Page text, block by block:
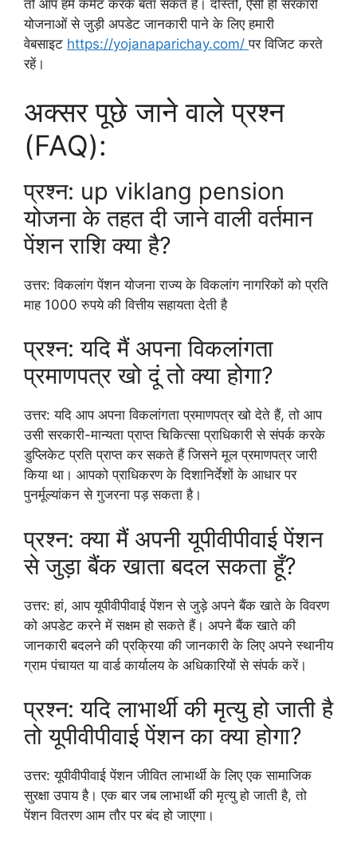
तो आप हमें कमेंट करके बता सकते हैं। दोस्तों, ऐसी ही सरकारी
योजनाओं से जुड़ी अपडेट जानकारी पाने के लिए हमारी
वेबसाइट https://yojanaparichay.com/पर विजिट करते
रहें।
अक्सर पूछे जाने वाले प्रश्न
(FAQ):
प्रश्न: up viklang pension
योजना के तहत दी जाने वाली वर्तमान
पेंशन राशि क्या है?
उत्तर: विकलांग पेंशन योजना राज्य के विकलांग नागरिकों को प्रति
माह 1000 रुपये की वित्तीय सहायता देती है
प्रश्न: यदि मैं अपना विकलांगता
प्रमाणपत्र खो दूं तो क्या होगा?
उत्तर: यदि आप अपना विकलांगता प्रमाणपत्र खो देते हैं, तो आप
उसी सरकारी-मान्यता प्राप्त चिकित्सा प्राधिकारी से संपर्क करके
डुप्लिकेट प्रति प्राप्त कर सकते हैं जिसने मूल प्रमाणपत्र जारी
किया था। आपको प्राधिकरण के दिशानिर्देशों के आधार पर
पुनर्मूल्यांकन से गुजरना पड़ सकता है।
प्रश्न: क्या मैं अपनी यूपीवीपीवाई पेंशन
से जुड़ा बैंक खाता बदल सकता हूँ?
उत्तर: हां, आप यूपीवीपीवाई पेंशन से जुड़े अपने बैंक खाते के विवरण
को अपडेट करने में सक्षम हो सकते हैं। अपने बैंक खाते की
जानकारी बदलने की प्रक्रिया की जानकारी के लिए अपने स्थानीय
ग्राम पंचायत या वार्ड कार्यालय के अधिकारियों से संपर्क करें।
प्रश्न: यदि लाभार्थी की मृत्यु हो जाती है
तो यूपीवीपीवाई पेंशन का क्या होगा?
उत्तर: यूपीवीपीवाई पेंशन जीवित लाभार्थी के लिए एक सामाजिक
सुरक्षा उपाय है। एक बार जब लाभार्थी की मृत्यु हो जाती है, तो
पेंशन वितरण आम तौर पर बंद हो जाएगा।